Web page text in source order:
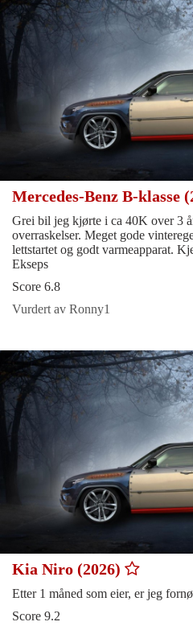
Mercedes-Benz B-klasse
Grei bil jeg kjørte i ca 40K over 3
overraskelser. Meget gode
lettstartet og godt varmeapparat.
Ekseps
Score 6.8
Vurdert av Ronny1
Kia Niro (2026)
Etter 1 måned som eier, er jeg
Score 9.2